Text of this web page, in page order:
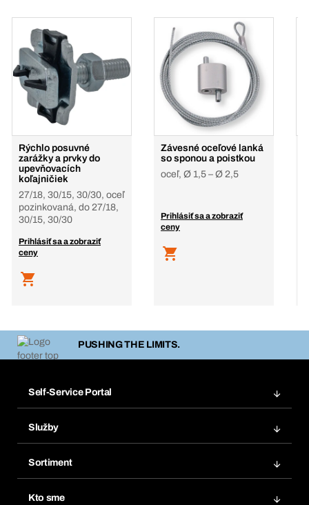
Rýchlo posuvné
zarážky a prvky do
upevňovacích
koľajničiek
27/18, 30/15, 30/30, oceľ
pozinkovaná, do 27/18,
30/15, 30/30
Prihlásiť sa a zobraziť
ceny
Závesné oceľové lanká
so sponou a poistkou
oceľ, Ø 1,5 – Ø 2,5
Prihlásiť sa a zobraziť
ceny
PUSHING THE LIMITS.
Self-Service Portal
Obľúbené
Opakované objednávky
Služby
Chemická databáza
Sortiment
Kto sme